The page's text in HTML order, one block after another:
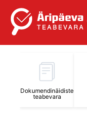
Dokumendinäidiste
teabevara